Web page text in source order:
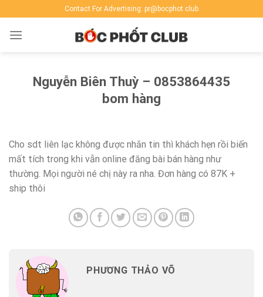
to
content
Contact For Advertising: pr@bocphot.club
Nguyễn Biên Thuỳ – 0853864435
bom hàng
Cho sdt liên lạc không được nhắn tin thì khách hẹn rồi biến
mất tích trong khi vẫn online đăng bài bán hàng như
thường. Mọi người né chị này ra nha. Đơn hàng có 87K +
ship thôi
PHƯƠNG THẢO VÕ